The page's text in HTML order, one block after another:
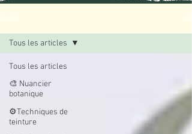
Tous les articles
🎨 Nuancier
botanique
⚙️Techniques de
teinture
Tous les articles